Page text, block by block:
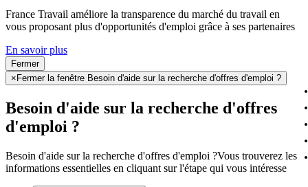
France Travail améliore la transparence du marché du travail en
vous proposant plus d'opportunités d'emploi grâce à ses partenaires
En savoir plus
Fermer
× Fermer la fenêtre Besoin d'aide sur la recherche d'offres d'emploi ?
Besoin d'aide sur la recherche d'offres
d'emploi ?
Besoin d'aide sur la recherche d'offres d'emploi ?Vous trouverez les
informations essentielles en cliquant sur l'étape qui vous intéresse